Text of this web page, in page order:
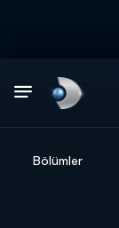
Bölümler